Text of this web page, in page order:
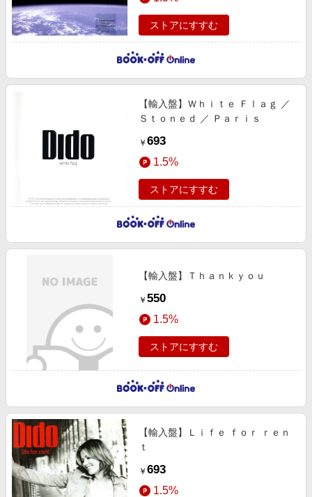
ストアにすすむ
【輸入盤】Ｗｈｉｔｅ Ｆｌａｇ ／
Ｓｔｏｎｅｄ ／ Ｐａｒｉｓ
￥ 693
1.5%
ストアにすすむ
【輸入盤】Ｔｈａｎｋｙｏｕ
￥ 550
1.5%
ストアにすすむ
【輸入盤】Ｌｉｆｅ ｆｏｒ ｒｅｎ
ｔ
￥ 693
1.5%